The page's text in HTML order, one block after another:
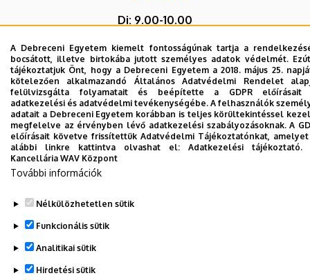
Di: 9.00-10.00
Mi-Do: 9.00-14.00
Fr: 9.00-12.00
Legutóbbi frissítés: 2026. 07. 30. 11:47
Adatvédelem
A Debreceni Egyetem kiemelt fontosságúnak tartja a
bocsátott, illetve birtokába jutott személyes adatok védelmét.
tájékoztatjuk Önt, hogy a Debreceni Egyetem a 2018. május 25.
kötelezően alkalmazandó Általános Adatvédelmi Rendelet
felülvizsgálta folyamatait és beépítette a GDPR előírásait
adatkezelési és adatvédelmi tevékenységébe. A felhasználók
adatait a Debreceni Egyetem korábban is teljes körültekintéssel
megfelelve az érvényben lévő adatkezelési szabályozásoknak. A
előírásait követve frissítettük Adatvédelmi Tájékoztatónkat,
alábbi linkre kattintva olvashat el: Adatkezelési tájékoztató.
Kancellária WAV Központ
További információk
Nélkülözhetetlen sütik
Funkcionális sütik
Analitikai sütik
Hirdetési sütik